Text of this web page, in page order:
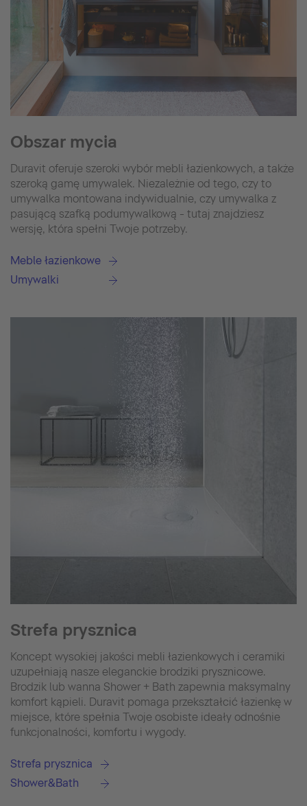
Obszar mycia
Duravit oferuje szeroki wybór mebli łazienkowych, a także
szeroką gamę umywalek. Niezależnie od tego, czy to
umywalka montowana indywidualnie, czy umywalka z
pasującą szafką podumywalkową - tutaj znajdziesz
wersję, która spełni Twoje potrzeby.
Meble łazienkowe
Umywalki
Strefa prysznica
Koncept wysokiej jakości mebli łazienkowych i ceramiki
uzupełniają nasze eleganckie brodziki prysznicowe.
Brodzik lub wanna Shower + Bath zapewnia maksymalny
komfort kąpieli. Duravit pomaga przekształcić łazienkę w
miejsce, które spełnia Twoje osobiste ideały odnośnie
funkcjonalności, komfortu i wygody.
Strefa prysznica
Shower&Bath